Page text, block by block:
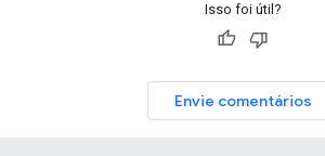
Isso foi útil?
Envie comentários